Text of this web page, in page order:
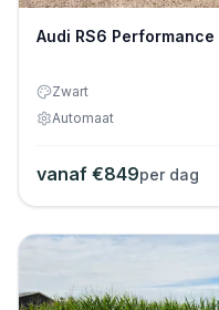
Audi RS6 Performance
Zwart
Automaat
vanaf €849per dag